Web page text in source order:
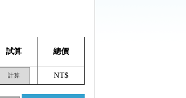
試算 總價
計算 NT$